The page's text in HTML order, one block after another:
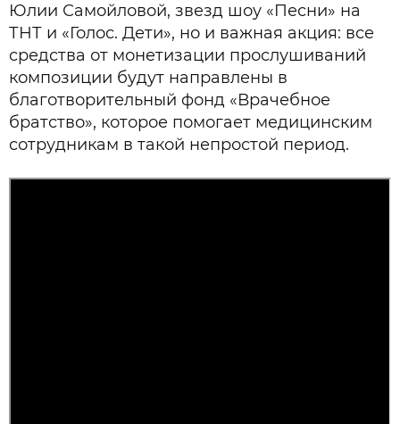
Юлии Самойловой, звезд шоу «Песни» на
ТНТ и «Голос. Дети», но и важная акция: все
средства от монетизации прослушиваний
композиции будут направлены в
благотворительный фонд «Врачебное
братство», которое помогает медицинским
сотрудникам в такой непростой период.